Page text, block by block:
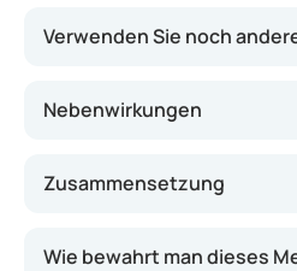
Verwenden Sie noch
Nebenwirkungen
Zusammensetzung
Wie bewahrt man dieses